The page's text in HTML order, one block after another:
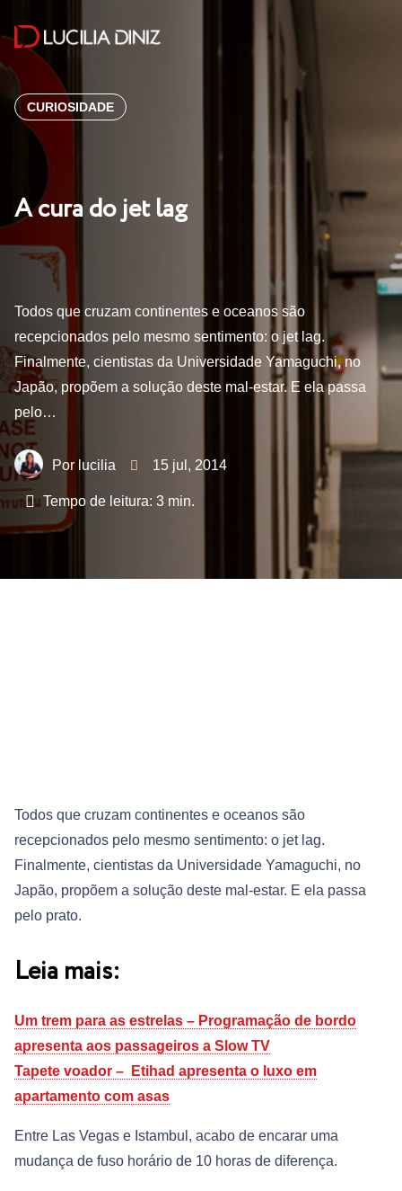
CURIOSIDADE
A cura do jet lag
Todos que cruzam continentes e oceanos são
recepcionados pelo mesmo sentimento: o jet lag.
Finalmente, cientistas da Universidade Yamaguchi, no
Japão, propõem a solução deste mal-estar. E ela passa
pelo…
lucilia 15 jul, 2014
Tempo de leitura: 3 min.
Todos que cruzam continentes e oceanos são
recepcionados pelo mesmo sentimento: o jet lag.
Finalmente, cientistas da Universidade Yamaguchi, no
Japão, propõem a solução deste mal-estar. E ela passa
pelo prato.
Leia mais:
Um trem para as estrelas – Programação de bordo
apresenta aos passageiros a Slow TV
Tapete voador – Etihad apresenta o luxo em
apartamento com asas
Entre Las Vegas e Istambul, acabo de encarar uma
mudança de fuso horário de 10 horas de diferença.